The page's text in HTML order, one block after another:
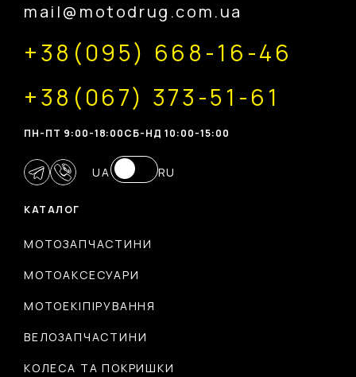
КАТАЛОГ
МОТОЗАПЧАСТИНИ
МОТОАКСЕСУАРИ
МОТОЕКІПІРУВАННЯ
ВЕЛОЗАПЧАСТИНИ
КОЛЕСА ТА ПОКРИШКИ
mail@motodrug.com.ua
+38(095) 668-16-46
+38(067) 373-51-61
ПН-ПТ 9:00-18:00CБ-НД 10:00-15:00
UA RU